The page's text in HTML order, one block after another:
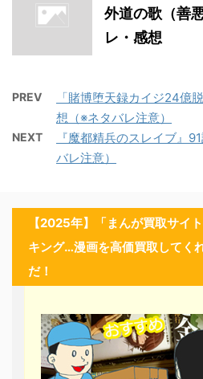
外道の歌（善
レ・感想
PREV
「賭博堕天録カイジ24億
想（※ネタバレ注意）
NEXT
『魔都精兵のスレイブ』
バレ注意）
【2025年】「まんが買取サイ
キング…漫画を高価買取してく
だ！